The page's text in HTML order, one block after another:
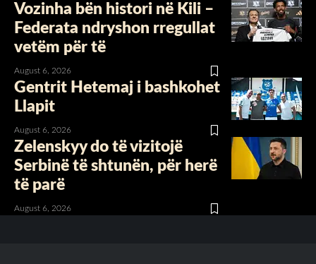
Vozinha bën histori në Kili –
Federata ndryshon rregullat
vetëm për të
August 6, 2026
Gentrit Hetemaj i bashkohet
Llapit
August 6, 2026
Zelenskyy do të vizitojë
Serbinë të shtunën, për herë
të parë
August 6, 2026